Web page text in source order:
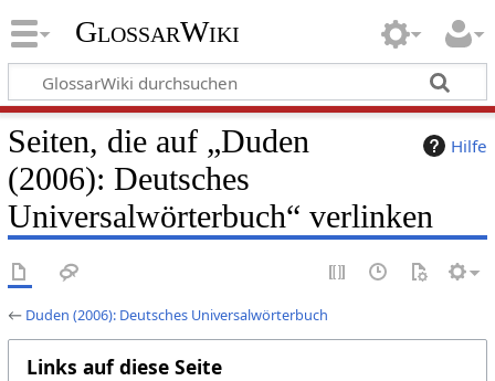
GlossarWiki
Hilfe
Seiten, die auf „Duden
(2006): Deutsches
Universalwörterbuch“ verlinken
← Duden (2006): Deutsches Universalwörterbuch
Links auf diese Seite